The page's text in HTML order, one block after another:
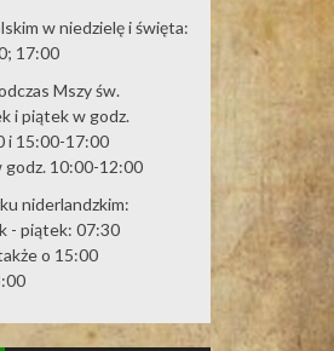
w niedzielę i święta:
17:00
Mszy św.
i piątek w godz.
i 15:00-17:00
10:00-12:00
niderlandzkim:
- piątek: 07:30
o 15:00